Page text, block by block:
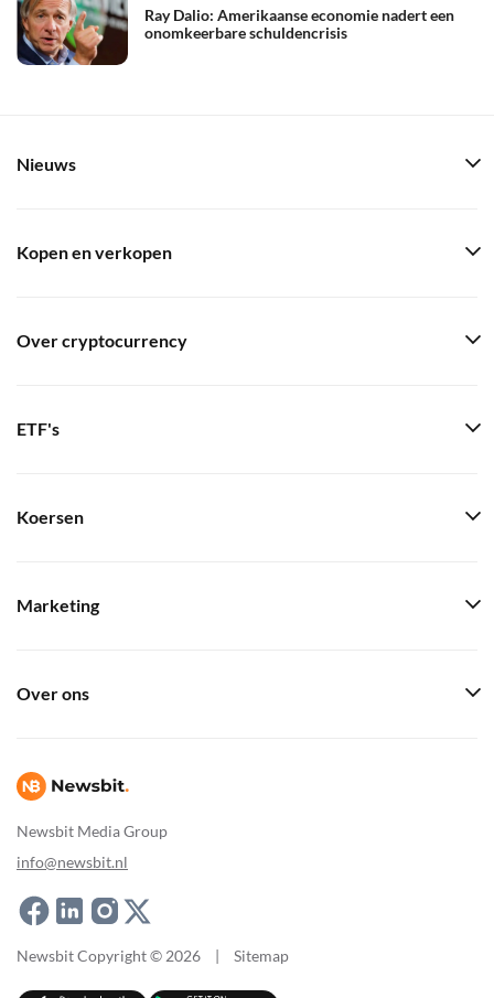
Ray Dalio: Amerikaanse economie nadert een
onomkeerbare schuldencrisis
Newsbit Media Group
info@newsbit.nl
Nieuws
Kopen en verkopen
Over cryptocurrency
ETF's
Koersen
Marketing
Over ons
Newsbit Copyright © 2026 | Sitemap